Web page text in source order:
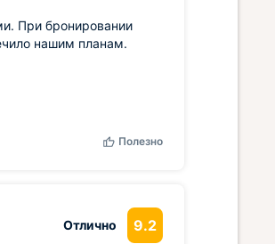
При бронировании
нашим планам.
Полезно
Отлично 9.2